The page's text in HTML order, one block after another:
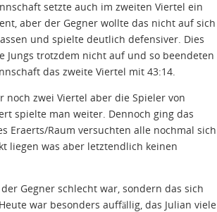
setzte auch im zweiten Viertel ein
aber der Gegner wollte das nicht auf sich
und spielte deutlich defensiver. Dies
Jungs trotzdem nicht auf und so beendeten
das zweite Viertel mit 43:14.
noch zwei Viertel aber die Spieler von
spielte man weiter. Dennoch ging das
Eraerts/Raum versuchten alle nochmal sich
liegen was aber letztendlich keinen
Gegner schlecht war, sondern das sich
war besonders auffällig, das Julian viele